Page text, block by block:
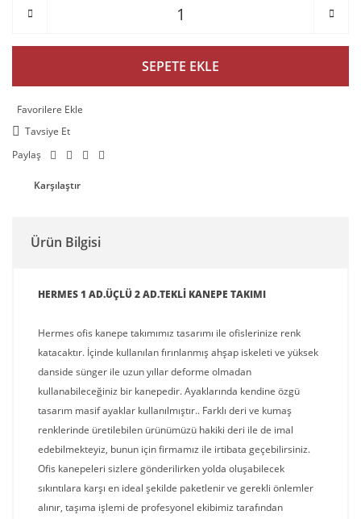
SEPETE EKLE
Tavsiye Et
Paylaş
Karşılaştır
Ürün Bilgisi
HERMES 1 AD.ÜÇLÜ 2 AD.TEKLİ KANEPE TAKIMI
Hermes ofis kanepe takımımız tasarımı ile ofislerinize renk
katacaktır. İçinde kullanılan fırınlanmış ahşap iskeleti ve yüksek
danside sünger ile uzun yıllar deforme olmadan
kullanabileceğiniz bir kanepedir. Ayaklarında kendine özgü
tasarım masif ayaklar kullanılmıştır.. Farklı deri ve kumaş
renklerinde üretilebilen ürünümüzü hakiki deri ile de imal
edebilmekteyiz, bunun için firmamız ile irtibata geçebilirsiniz.
Ofis kanepeleri sizlere gönderilirken yolda oluşabilecek
sıkıntılara karşı en ideal şekilde paketlenir ve gerekli önlemler
alınır, taşıma işlemi de profesyonel ekibimiz tarafından